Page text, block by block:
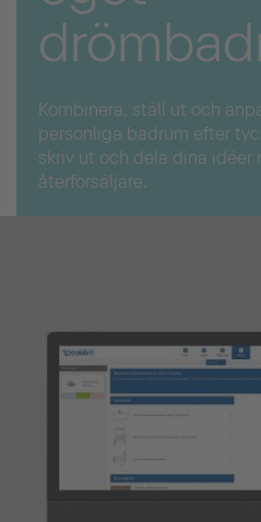
Kombinera, ställ ut och
personliga badrum efter
skriv ut och dela dina idéer
återförsäljare.